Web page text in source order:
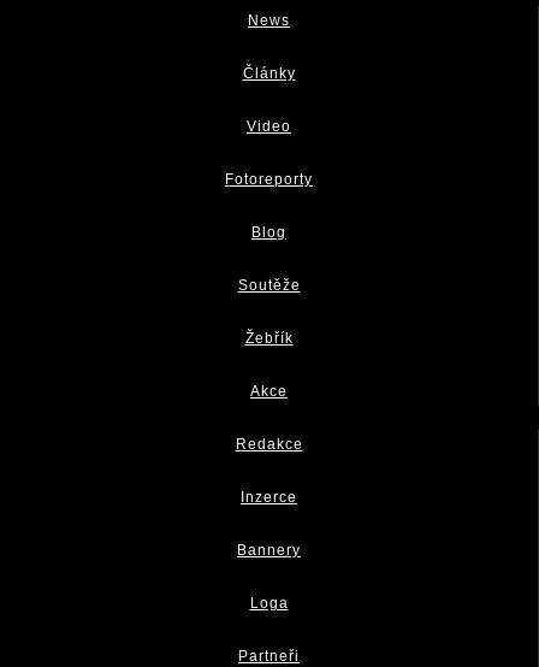
News
Články
Video
Fotoreporty
Blog
Soutěže
Žebřík
Akce
Redakce
Inzerce
Bannery
Loga
Partneři